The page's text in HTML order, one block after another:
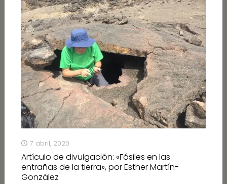
7 abril, 2020
Artículo de divulgación: «Fósiles en las
entrañas de la tierra», por Esther Martín-
González